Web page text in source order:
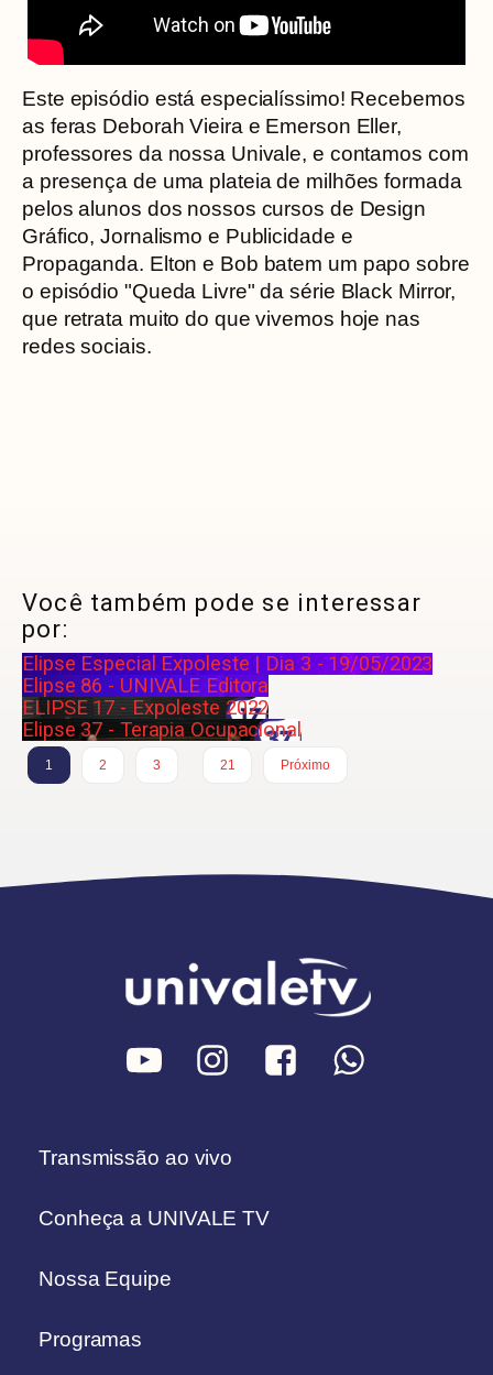
Este episódio está especialíssimo! Recebemos
as feras Deborah Vieira e Emerson Eller,
professores da nossa Univale, e contamos com
a presença de uma plateia de milhões formada
pelos alunos dos nossos cursos de Design
Gráfico, Jornalismo e Publicidade e
Propaganda. Elton e Bob batem um papo sobre
o episódio "Queda Livre" da série Black Mirror,
que retrata muito do que vivemos hoje nas
redes sociais.
Você também pode se interessar
por:
Elipse Especial Expoleste | Dia 3 - 19/05/2023
Elipse 86 - UNIVALE Editora
ELIPSE 17 - Expoleste 2022
Elipse 37 - Terapia Ocupacional
1 2 3
21
Próximo
Transmissão ao vivo
Conheça a UNIVALE TV
Nossa Equipe
Programas